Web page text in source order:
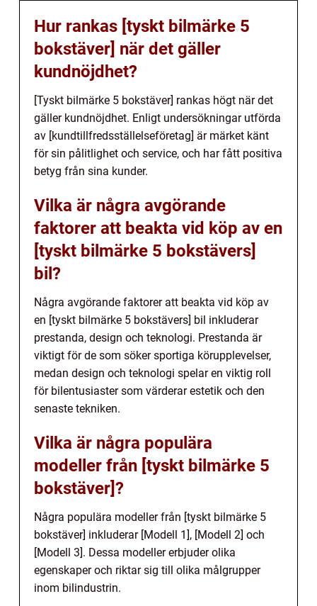
Hur rankas [tyskt bilmärke 5
bokstäver] när det gäller
kundnöjdhet?
[Tyskt bilmärke 5 bokstäver] rankas högt när det
gäller kundnöjdhet. Enligt undersökningar utförda
av [kundtillfredsställelseföretag] är märket känt
för sin pålitlighet och service, och har fått positiva
betyg från sina kunder.
Vilka är några avgörande
faktorer att beakta vid köp av en
[tyskt bilmärke 5 bokstävers]
bil?
Några avgörande faktorer att beakta vid köp av
en [tyskt bilmärke 5 bokstävers] bil inkluderar
prestanda, design och teknologi. Prestanda är
viktigt för de som söker sportiga körupplevelser,
medan design och teknologi spelar en viktig roll
för bilentusiaster som värderar estetik och den
senaste tekniken.
Vilka är några populära
modeller från [tyskt bilmärke 5
bokstäver]?
Några populära modeller från [tyskt bilmärke 5
bokstäver] inkluderar [Modell 1], [Modell 2] och
[Modell 3]. Dessa modeller erbjuder olika
egenskaper och riktar sig till olika målgrupper
inom bilindustrin.